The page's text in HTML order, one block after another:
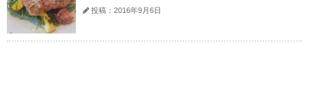
投稿：2016年9月6日